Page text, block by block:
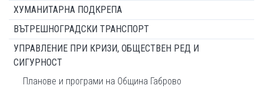
ХУМАНИТАРНА ПОДКРЕПА
ВЪТРЕШНОГРАДСКИ ТРАНСПОРТ
УПРАВЛЕНИЕ ПРИ КРИЗИ, ОБЩЕСТВЕН РЕД И
СИГУРНОСТ
Планове и програми на Община Габрово